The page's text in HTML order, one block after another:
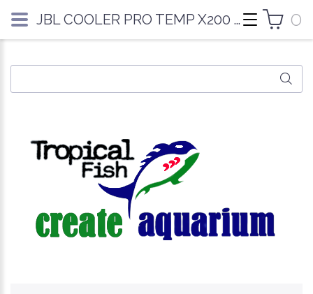
0
JBL COOLER PRO TEMP X200 VINTILÁTOR